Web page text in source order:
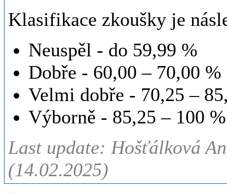
Klasifikace zkoušky je
Neuspěl - do 59,99 %
Dobře - 60,00 – 70,00 %
Velmi dobře - 70,25 –
Výborně - 85,25 – 100 %
Last update: Hošťálková
(14.02.2025)